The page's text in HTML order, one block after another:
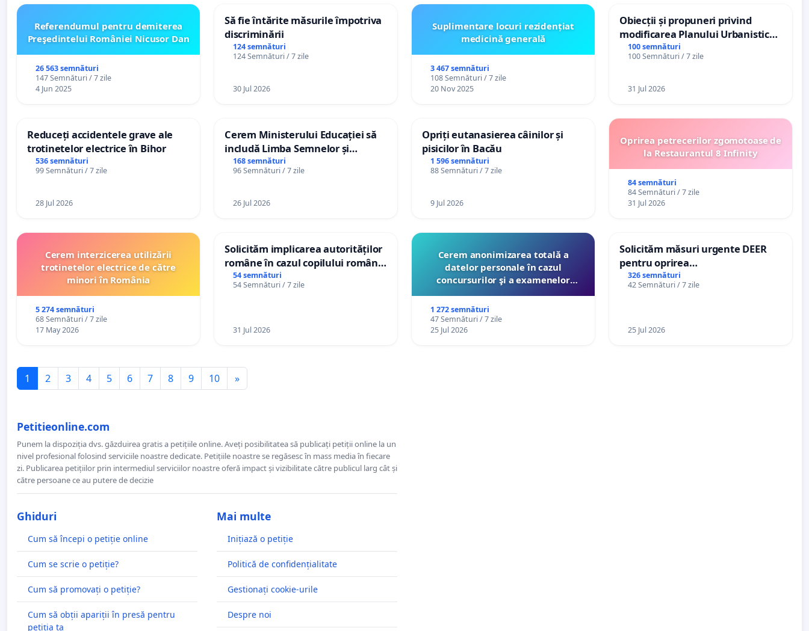
Referendumul pentru demiterea
Preşedintelui României Nicusor Dan
26 563 semnături
147 Semnături / 7 zile
4 Jun 2025
Să fie întărite măsurile împotriva
discriminării
124 semnături
124 Semnături / 7 zile
30 Jul 2026
Suplimentare locuri rezidențiat
medicină generală
3 467 semnături
108 Semnături / 7 zile
20 Nov 2025
Obiecții și propuneri privind
modificarea Planului Urbanistic
General al orașului Ialoveni
100 semnături
100 Semnături / 7 zile
31 Jul 2026
Reduceți accidentele grave ale
trotinetelor electrice în Bihor
536 semnături
99 Semnături / 7 zile
28 Jul 2026
Cerem Ministerului Educației să
includă Limba Semnelor și
alfabetul Braille în școlile din
Republica Moldova!
168 semnături
96 Semnături / 7 zile
26 Jul 2026
Opriți eutanasierea câinilor și
pisicilor în Bacău
1 596 semnături
88 Semnături / 7 zile
9 Jul 2026
Oprirea petrecerilor zgomotoase de
la Restaurantul 8 Infinity
84 semnături
84 Semnături / 7 zile
31 Jul 2026
Cerem interzicerea utilizării
trotinetelor electrice de către
minori în România
5 274 semnături
68 Semnături / 7 zile
17 May 2026
Solicităm implicarea autorităților
române în cazul copilului român
Wiliam Kristian Gheorghe, aflat în
plasament în Danemarca de 12
54 semnături
54 Semnături / 7 zile
31 Jul 2026
Cerem anonimizarea totală a
datelor personale în cazul
concursurilor şi a examenelor
către Ministerul Educaţiei
1 272 semnături
47 Semnături / 7 zile
25 Jul 2026
Solicităm măsuri urgente DEER
pentru oprirea
microîntreruperilor bruște și
zilnice de curent în Sâncraiu de
326 semnături
42 Semnături / 7 zile
25 Jul 2026
1 2 3 4 5 6 7 8 9 10 »
Petitieonline.com
Punem la dispoziția dvs. găzduirea gratis a petițiile online. Aveți posibilitatea să publicați petiții online la un
nivel profesional folosind serviciile noastre dedicate. Petițiile noastre se regăsesc în mass media în fiecare
zi. Publicarea petițiilor prin intermediul serviciilor noastre oferă impact și vizibilitate către publicul larg cât și
către persoane ce au putere de decizie
Ghiduri
Cum să începi o petiție online
Cum se scrie o petiție?
Cum să promovați o petiție?
Cum să obții apariții în presă pentru
petiția ta
Mai multe
Inițiază o petiție
Politică de confidențialitate
Gestionați cookie-urile
Despre noi